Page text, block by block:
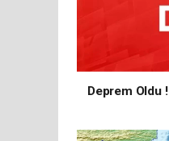
Deprem Oldu !